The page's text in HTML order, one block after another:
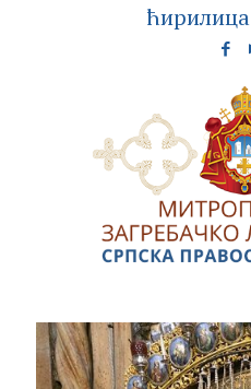
ћирилица